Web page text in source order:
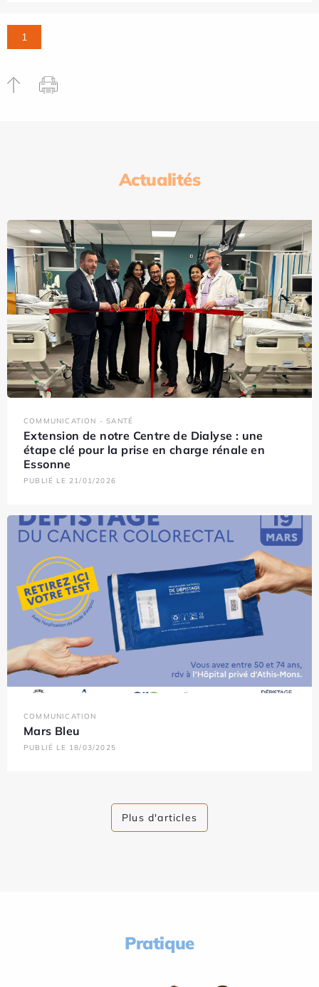
1
Actualités
COMMUNICATION - SANTÉ
Extension de notre Centre de Dialyse : une
étape clé pour la prise en charge rénale en
Essonne
PUBLIÉ LE 21/01/2026
COMMUNICATION
Mars Bleu
PUBLIÉ LE 18/03/2025
Plus d'articles
Pratique